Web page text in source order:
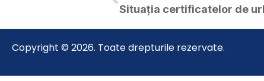
Copyright © 2026. Toate drepturile rezervate.